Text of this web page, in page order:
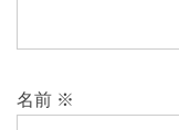
名前 ※